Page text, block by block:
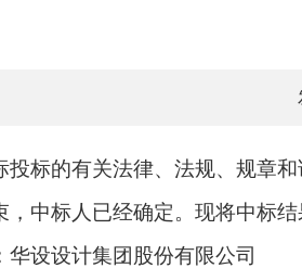
投标的有关法律、法规、规章和
，中标人已经确定。现将中标
华设设计集团股份有限公司